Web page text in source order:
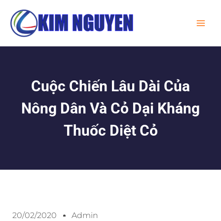
content
Cuộc Chiến Lâu Dài Của
Nông Dân Và Cỏ Dại Kháng
Thuốc Diệt Cỏ
20/02/2020 Admin